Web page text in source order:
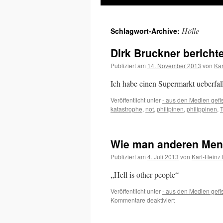
springen
Schlagwort-Archive: Hölle
Dirk Bruckner
Publiziert am 14. November 2013 von
Ich habe einen Supermarkt
Veröffentlicht unter- aus den Medien
katastrophe, not, philipinen, philippinen,
Wie man anderen
Publiziert am 4. Juli 2013 von Karl-Heinz
„Hell is other people“
Veröffentlicht unter- aus den Medien
Kommentare deaktiviertfür